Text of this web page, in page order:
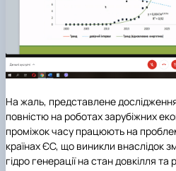
На жаль, представлене
повністю на роботах зарубіжних
проміжок часу працюють на
країнах ЄС, що виникли внаслідок
гідро генерації на стан довкілля